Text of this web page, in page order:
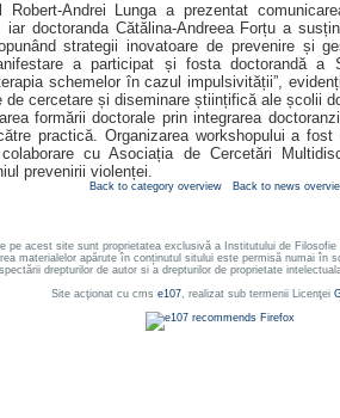
Robert-Andrei Lunga a prezentat
doctoranda Cătălina-Andreea Forțu a
strategii inovatoare de prevenire și
a participat și fosta doctorandă a
schemelor în cazul impulsivității”,
cercetare și diseminare științifică ale școlii
formării doctorale prin integrarea
practică. Organizarea workshopului a
cu Asociația de Cercetări
prevenirii violenței.
Back to category overview
Back to news
pe acest site sunt proprietatea exclusivă a Institutului de
materialelor apărute în conținutul sitului este permisă numai în
drepturilor de autor si a drepturilor de proprietate
Site acţionat cu cms e107, realizat sub termenii Licenţei